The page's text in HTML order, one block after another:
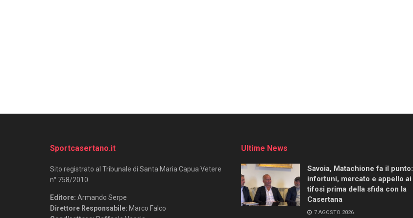
Sportcasertano.it
Sito registrato al Tribunale di Santa Maria Capua Vetere
n° 758/2010.
Editore: Armando Serpe
Direttore Responsabile: Marco Falco
Ultime News
Savoia, Matachione fa il punto:
infortuni, mercato e appello ai
tifosi prima della sfida con la
Casertana
7 AGOSTO 2026